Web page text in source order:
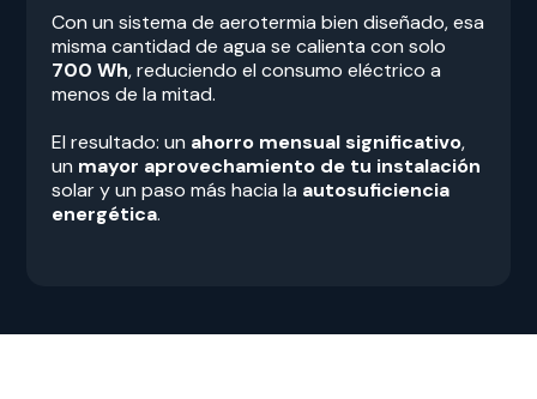
Con un sistema de aerotermia bien diseñado, esa
misma cantidad de agua se calienta con solo
700 Wh, reduciendo el consumo eléctrico a
menos de la mitad.
El resultado: un ahorro mensual significativo,
un mayor aprovechamiento de tu instalación
solar y un paso más hacia la autosuficiencia
energética.